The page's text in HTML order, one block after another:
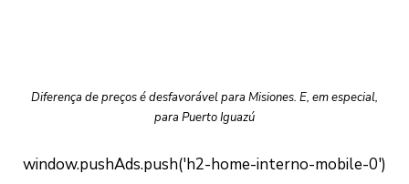
Diferença de preços é desfavorável para Misiones. E, em especial,
para Puerto Iguazú